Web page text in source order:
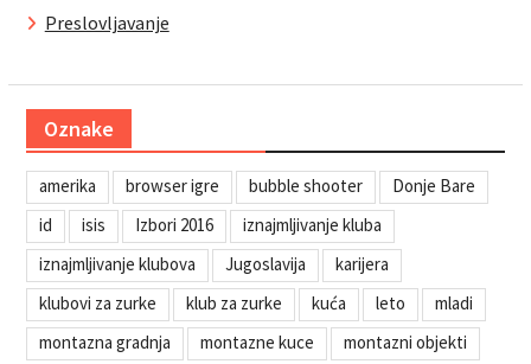
Preslovljavanje
Oznake
amerika browser igre bubble shooter
Donje Bare
id
isis Izbori 2016
iznajmljivanje kluba
iznajmljivanje klubova
Jugoslavija
karijera
klubovi za zurke
klub za zurke kuća leto
mladi
montazna gradnja
montazne kuce montazni objekti